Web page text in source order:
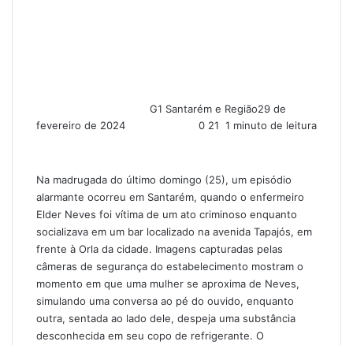
G1 Santarém e Região29 de
fevereiro de 2024
0 21 1 minuto de leitura
Na madrugada do último domingo (25), um episódio
alarmante ocorreu em Santarém, quando o enfermeiro
Elder Neves foi vítima de um ato criminoso enquanto
socializava em um bar localizado na avenida Tapajós, em
frente à Orla da cidade. Imagens capturadas pelas
câmeras de segurança do estabelecimento mostram o
momento em que uma mulher se aproxima de Neves,
simulando uma conversa ao pé do ouvido, enquanto
outra, sentada ao lado dele, despeja uma substância
desconhecida em seu copo de refrigerante. O